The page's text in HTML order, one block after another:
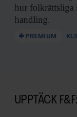
hur folkrättsliga
handling.
PREMIUM
UPPTÄCK